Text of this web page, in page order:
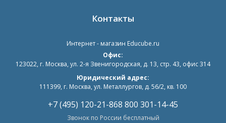
Контакты
Интернет - магазин Educube.ru
Офис:
123022, г. Москва, ул. 2-я Звенигородская, д. 13, стр. 43, офис 314
Юридический адрес:
111399, г. Москва, ул. Металлургов, д. 56/2, кв. 100
+7 (495) 120-21-868 800 301-14-45
Звонок по России бесплатный